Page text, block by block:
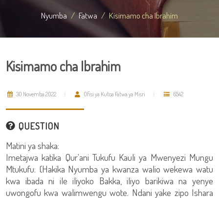
Nyumba Fatwa Kisimamo cha Ibrahim
Kisimamo cha Ibrahim
30 Novemba 2022 Ofisi ya Kutoa Fatwa ya Misri 6542
QUESTION
Matini ya shaka:
Imetajwa katika Qur'ani Tukufu Kauli ya Mwenyezi Mungu
Mtukufu: {Hakika Nyumba ya kwanza walio wekewa watu
kwa ibada ni ile iliyoko Bakka, iliyo barikiwa na yenye
uwongofu kwa walimwengu wote. Ndani yake zipo Ishara